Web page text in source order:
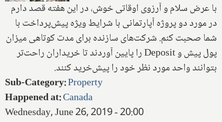
با عرض سلام و آرزوی اوقاتی خوش، در این هفته قصد دارم
در مورد دو پروژه آپارتمانی با شرایط ویژه پیش‌پرداخت با
شما صحبت کنم. شرکت‌های سازنده برای مدت کوتاهی میزان
پول پیش وDepositرا پایین آوردند تا خریداران راحت‌تر
بتوانند واحد مورد نظر خود را پیش‌خرید کنند.
Sub-Category:Property
Happened at:Canada
Wednesday, June 26, 2019 - 20:00